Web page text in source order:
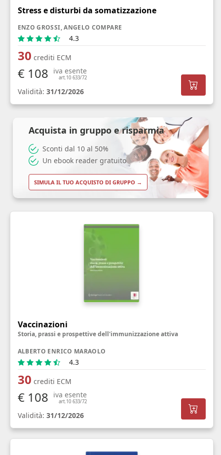
Stress e disturbi da somatizzazione
ENZO GROSSI, ANGELO COMPARE
4.3
30 crediti ECM
€ 108 iva esente
art.10 633/72
Validità: 31/12/2026
Vaccinazioni
Storia, prassi e prospettive dell'immunizzazione attiva
ALBERTO ENRICO MARAOLO
4.3
30 crediti ECM
€ 108 iva esente
art.10 633/72
Validità: 31/12/2026
Acquista in gruppo e risparmia
Sconti dal 10 al 50%
Un ebook reader gratuito
SIMULA IL TUO ACQUISTO DI GRUPPO →